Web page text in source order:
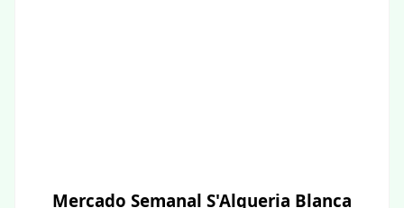
Mercado Semanal S'Alqueria Blanca